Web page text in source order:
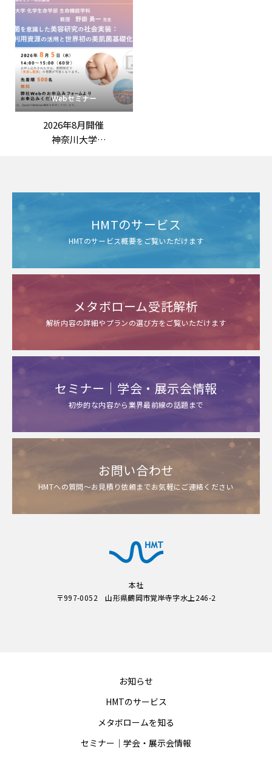
「第3回機能性表示ラボ：
ロンジェビティ市場の最新
動向と「機能性表示食品」
の評価戦略
――拡大する抗老化ニーズに応
える臨床試験設計と作用機
序の組み立て方」
Webセミナー
2026年8月開催
神奈川大学
未利用資源の活用と世界初
HMTのサービス
HMTのサービス概要をご覧いただけます
メタボローム受託解析
解析内容の詳細やプランの選び方をご覧いただけます
セミナー｜学会・展示会情報
初歩的な内容から業界最前線の話題まで
お問い合わせ
HMTへの質問～お見積り依頼までお気軽にご連絡ください
本社
〒997-0052 山形県鶴岡市覚岸寺字水上246-2
お知らせ
HMTのサービス
メタボロームを知る
セミナー｜学会・展示会情報